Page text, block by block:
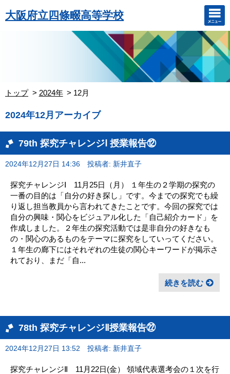
大阪府立四條畷高等学校
トップ 2024年 12月
2024年12月アーカイブ
79th 探究チャレンジⅠ 授業報告⑫
2024年12月27日 14:36 投稿者: 新井直子
探究チャレンジⅠ 11月25日（月） １年生の２学期の探究の
一番の目的は「自分の好き探し」です。今までの探究でも繰
り返し担当教員から言われてきたことです。今回の探究では
自分の興味・関心をビジュアル化した「自己紹介カード」を
作成しました。２年生の探究活動では是非自分の好きなも
の・関心のあるものをテーマに探究をしていってください。
１年生の廊下にはそれぞれの生徒の関心キーワードが掲示さ
れており、まだ「自...
続きを読む
78th 探究チャレンジⅡ授業報告㉒
2024年12月27日 13:52 投稿者: 新井直子
探究チャレンジⅡ 11月22日(金） 領域代表選考会の１次を行